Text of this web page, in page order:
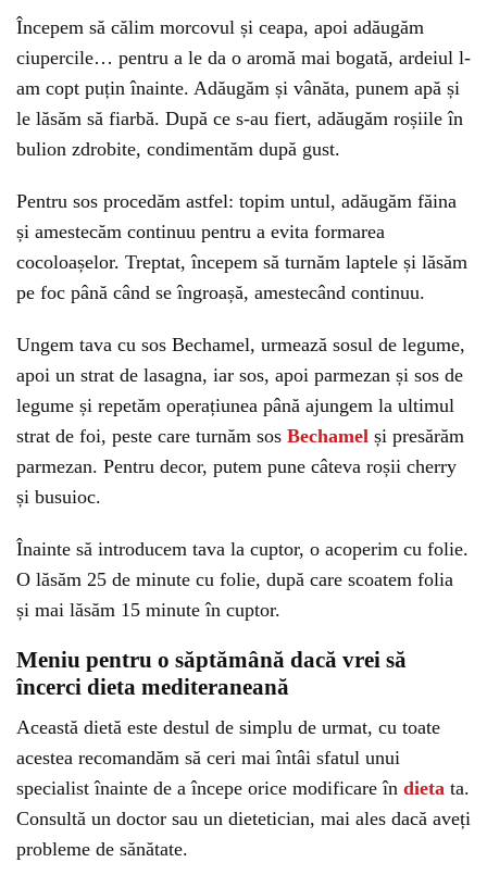
Începem să călim morcovul și ceapa, apoi adăugăm
ciupercile… pentru a le da o aromă mai bogată, ardeiul l-
am copt puțin înainte. Adăugăm și vânăta, punem apă și
le lăsăm să fiarbă. După ce s-au fiert, adăugăm roșiile în
bulion zdrobite, condimentăm după gust.
Pentru sos procedăm astfel: topim untul, adăugăm făina
și amestecăm continuu pentru a evita formarea
cocoloașelor. Treptat, începem să turnăm laptele și lăsăm
pe foc până când se îngroașă, amestecând continuu.
Ungem tava cu sos Bechamel, urmează sosul de legume,
apoi un strat de lasagna, iar sos, apoi parmezan și sos de
legume și repetăm operațiunea până ajungem la ultimul
strat de foi, peste care turnăm sos Bechamel și presărăm
parmezan. Pentru decor, putem pune câteva roșii cherry
și busuioc.
Înainte să introducem tava la cuptor, o acoperim cu folie.
O lăsăm 25 de minute cu folie, după care scoatem folia
și mai lăsăm 15 minute în cuptor.
Meniu pentru o săptămână dacă vrei să
încerci dieta mediteraneană
Această dietă este destul de simplu de urmat, cu toate
acestea recomandăm să ceri mai întâi sfatul unui
specialist înainte de a începe orice modificare în dieta ta.
Consultă un doctor sau un dietetician, mai ales dacă aveți
probleme de sănătate.